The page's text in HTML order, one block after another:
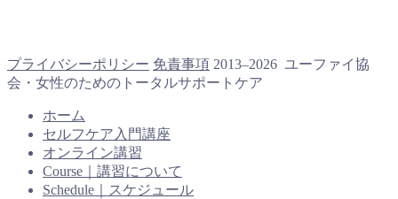
プライバシーポリシー 免責事項 2013–2026 ユーファイ協
会・女性のためのトータルサポートケア
ホーム
セルフケア入門講座
オンライン講習
Course｜講習について
Schedule｜スケジュール